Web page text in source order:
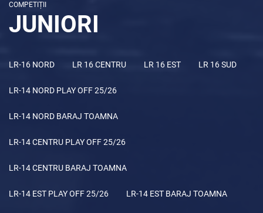
COMPETIȚII
JUNIORI
LR-16 NORD LR 16 CENTRU LR 16 EST LR 16 SUD
LR-14 NORD PLAY OFF 25/26
LR-14 NORD BARAJ TOAMNA
LR-14 CENTRU PLAY OFF 25/26
LR-14 CENTRU BARAJ TOAMNA
LR-14 EST PLAY OFF 25/26 LR-14 EST BARAJ TOAMNA